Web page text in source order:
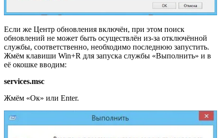
Если же Центр обновления включён, при этом поиск
обновлений не может быть осуществлён из-за отключённой
службы, соответственно, необходимо последнюю запустить.
Жмём клавиши Win+R для запуска службы «Выполнить» и в
её окошке вводим:
services.msc
Жмём «Ок» или Enter.